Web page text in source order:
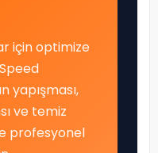
için optimize
yapışması,
ve temiz
profesyonel